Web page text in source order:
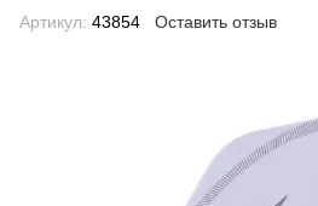
Артикул: 43854 Оставить отзыв